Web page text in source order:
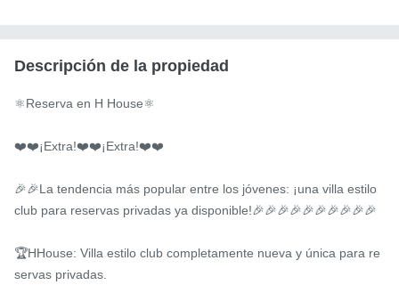
Descripción de la propiedad
⚛️Reserva en H House⚛️
❤️❤️¡Extra!❤️❤️¡Extra!❤️❤️
🎉🎉La tendencia más popular entre los jóvenes: ¡una villa estilo
club para reservas privadas ya disponible!🎉🎉🎉🎉🎉🎉🎉🎉🎉🎉
🏆HHouse: Villa estilo club completamente nueva y única para re
servas privadas.